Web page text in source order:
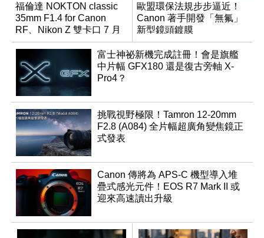
福倫達 NOKTON classic
35mm F1.4 for Canon
RF、Nikon Z 雙卡口 7 月
同步登台
歐盟環保法規步步逼近！
Canon 著手開發「無氟」
新型鏡頭鍍膜
富士神祕新機完成註冊！會是旗艦
中片幅 GFX180 還是復古旁軸 X-
Pro4？
挑戰視野極限！Tamron 12-20mm
F2.8 (A084) 全片幅超廣角變焦鏡正
式發表
Canon 傳將為 APS-C 機型導入堆
疊式感光元件！EOS R7 Mark II 或
迎來高速讀出升級